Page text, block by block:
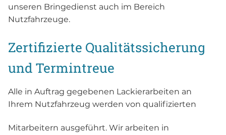
unseren Bringedienst auch im Bereich
Nutzfahrzeuge.
Zertifizierte Qualitätssicherung
und Termintreue
Alle in Auftrag gegebenen Lackierarbeiten an
Ihrem Nutzfahrzeug werden von qualifizierten
Mitarbeitern ausgeführt. Wir arbeiten in